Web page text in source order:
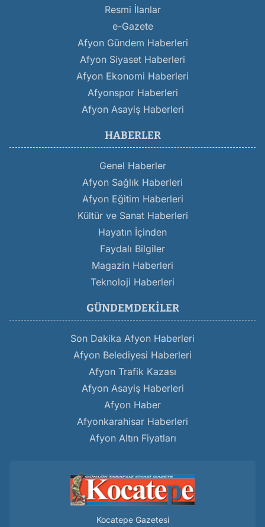
Resmi İlanlar
e-Gazete
Afyon Gündem Haberleri
Afyon Siyaset Haberleri
Afyon Ekonomi Haberleri
Afyonspor Haberleri
Afyon Asayiş Haberleri
HABERLER
Genel Haberler
Afyon Sağlık Haberleri
Afyon Eğitim Haberleri
Kültür ve Sanat Haberleri
Hayatın İçinden
Faydalı Bilgiler
Magazin Haberleri
Teknoloji Haberleri
GÜNDEMDEKILER
Son Dakika Afyon Haberleri
Afyon Belediyesi Haberleri
Afyon Trafik Kazası
Afyon Asayiş Haberleri
Afyon Haber
Afyonkarahisar Haberleri
Afyon Altın Fiyatları
Kocatepe Gazetesi